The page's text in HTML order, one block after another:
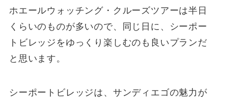
ホエールウォッチング・クルーズツアーは半日
くらいのものが多いので、同じ日に、シーポー
トビレッジをゆっくり楽しむのも良いプランだ
と思います。
シーポートビレッジは、サンディエゴの魅力が